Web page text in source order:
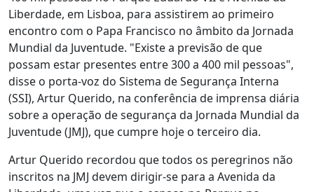
Liberdade, em Lisboa, para assistirem ao primeiro
encontro com o Papa Francisco no âmbito da Jornada
Mundial da Juventude. "Existe a previsão de que
possam estar presentes entre 300 a 400 mil pessoas",
disse o porta-voz do Sistema de Segurança Interna
(SSI), Artur Querido, na conferência de imprensa diária
sobre a operação de segurança da Jornada Mundial da
Juventude (JMJ), que cumpre hoje o terceiro dia.
Artur Querido recordou que todos os peregrinos não
inscritos na JMJ devem dirigir-se para a Avenida da